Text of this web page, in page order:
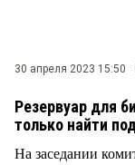
30 апреля 2023 15:50
Резервуар для
только найти
На заседании